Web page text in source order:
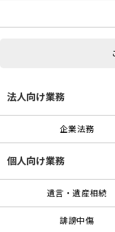
法人向け業務
企業法務
個人向け業務
遺言・遺産相続
誹謗中傷